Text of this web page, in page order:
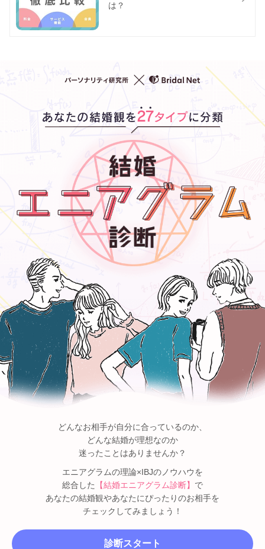
は？
どんなお相手が自分に合っているのか、
どんな結婚が理想なのか
迷ったことはありませんか？
エニアグラムの理論×IBJのノウハウを
総合した
【結婚エニアグラム診断】 で
あなたの結婚観やあなたにぴったりのお相手を
チェックしてみましょう！
診断スタート